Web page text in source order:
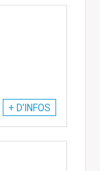
+ D’INFOS